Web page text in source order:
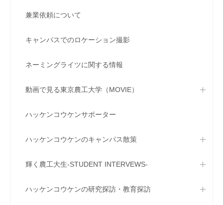
兼業依頼について
キャンパスでのロケーション撮影
ネーミングライツに関する情報
動画で見る東京農工大学（MOVIE）
ハッケンコウケンサポーター
ハッケンコウケンのキャンパス散策
輝く農工大生-STUDENT INTERVEWS-
ハッケンコウケンの研究探訪・教育探訪